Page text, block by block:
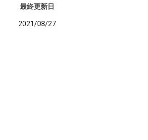
最終更新日
2021/08/27